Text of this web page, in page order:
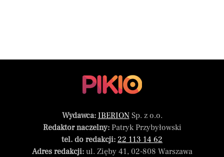
Wydawca: IBERIONSp. z o.o.
Redaktor naczelny:Patryk Przybyłowski
tel. do redakcji: 22 113 14 62
Adres redakcji:ul. Zięby 41, 02-808 Warszawa